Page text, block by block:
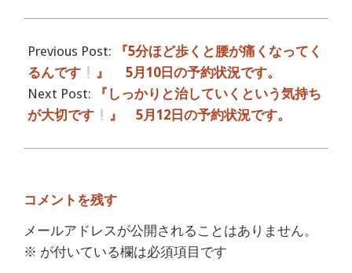
05-
11
Previous Post:
『5分ほど歩くと腰が痛くなってく
るんです
』 5月10日の予約状況です。
Next Post:
『しっかりと治していくという気持ち
が大切です
』 5月12日の予約状況です。
コメントを残す
メールアドレスが公開されることはありません。
※ が付いている欄は必須項目です